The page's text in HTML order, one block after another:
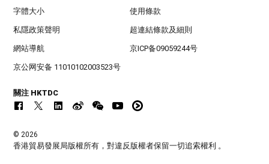
字體大小 使用條款
私隱政策聲明 超連結條款及細則
網站導航 京ICP备09059244号
京公网安备 11010102003523号
關注 HKTDC
© 2026
香港貿易發展局版權所有，對違反版權者保留一切追索權利 。